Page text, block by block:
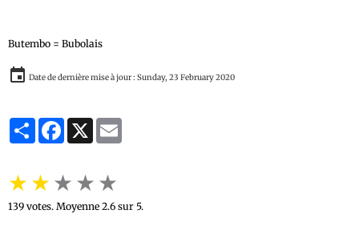
Butembo = Bubolais
Date de dernière mise à jour : Sunday, 23 February 2020
PartagerFacebook
X
★★★★★
139 votes. Moyenne 2.6 sur 5.